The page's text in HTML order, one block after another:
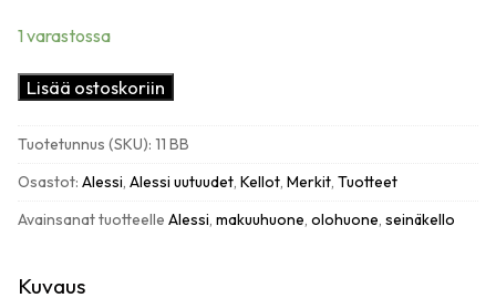
1 varastossa
Alessi
Momento
teräskehys
musta
Lisää ostoskoriin
Tuotetunnus (SKU): 11 BB
Osastot: Alessi, Alessi uutuudet, Kellot, Merkit, Tuotteet
Avainsanat tuotteelle Alessi, makuuhuone, olohuone, seinäkello
Kuvaus